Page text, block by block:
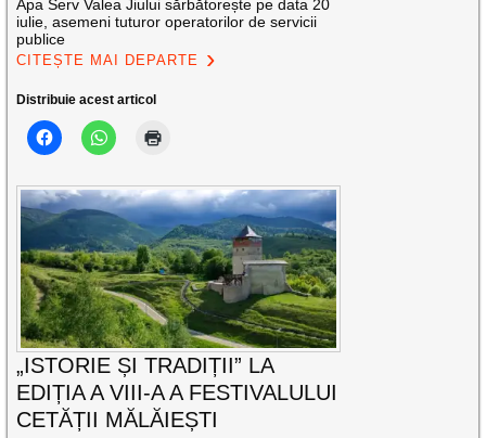
Apa Serv Valea Jiului sărbătorește pe data 20
iulie, asemeni tuturor operatorilor de servicii
publice
CITEȘTE MAI DEPARTE
Distribuie acest articol
„ISTORIE ȘI TRADIȚII” LA
EDIȚIA A VIII-A A FESTIVALULUI
CETĂȚII MĂLĂIEȘTI